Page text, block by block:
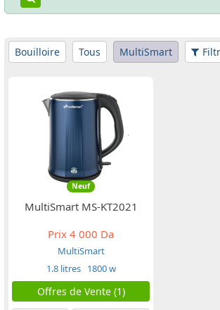
Bouilloire Tous MultiSmart
Neuf
MultiSmart MS-KT2021
Prix 4 000 Da
MultiSmart
1.8 litres 1800 w
Offres de Vente (1)